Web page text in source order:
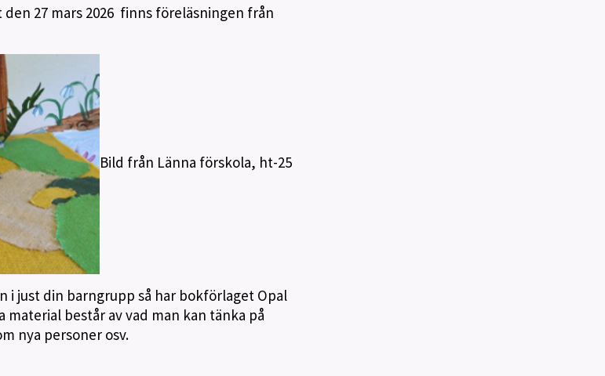
27 mars 2026 finns föreläsningen från
Bild från Länna förskola, ht-25
i just din barngrupp så har bokförlaget Opal
material består av vad man kan tänka på
nya personer osv.